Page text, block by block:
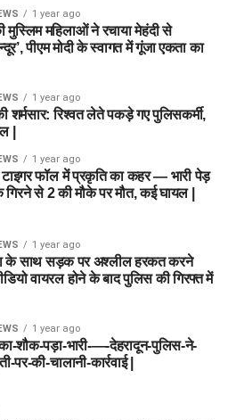
1 year ago
मुस्लिम महिलाओं ने रचाया मेहंदी से
पीएम मोदी के स्वागत में गूंजा एकता का
1 year ago
शर्मसार: रिश्वत लेते पकड़े गए पुलिसकर्मी,
|
1 year ago
फॉल में प्रकृति का कहर — भारी पेड़
से 2 की मौके पर मौत, कई घायल |
1 year ago
के साथ सड़क पर अश्लील हरकत करने
वायरल होने के बाद पुलिस की गिरफ्त में
1 year ago
शौक-पड़ा-भारी-—-देहरादून-पुलिस-ने-
पर-की-चालानी-कार्रवाई |